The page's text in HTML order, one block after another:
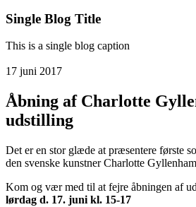
Single Blog Title
This is a single blog caption
17 juni 2017
Åbning af Charlotte
udstilling
Det er en stor glæde at præsentere første
den svenske kunstner Charlotte
Kom og vær med til at fejre åbningen af
lørdag d. 17. juni kl. 15-17